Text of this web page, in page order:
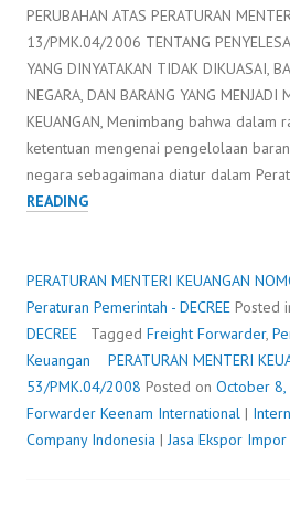
PERUBAHAN ATAS PERATURAN
13/PMK.04/2006 TENTANG
YANG DINYATAKAN TIDAK DIKUASAI,
NEGARA, DAN BARANG YANG MENJADI
KEUANGAN, Menimbang bahwa dalam
ketentuan mengenai pengelolaan
negara sebagaimana diatur dalam
READINGPERATURAN
NOMOR
53/PMK.04/2008
PERATURAN MENTERI KEUANGAN
Peraturan Pemerintah - DECREE Posted
DECREE
Tagged Freight Forwarder,
Keuangan
PERATURAN MENTERI
53/PMK.04/2008 Posted on October
Forwarder Keenam International |
Company Indonesia |Jasa Ekspor